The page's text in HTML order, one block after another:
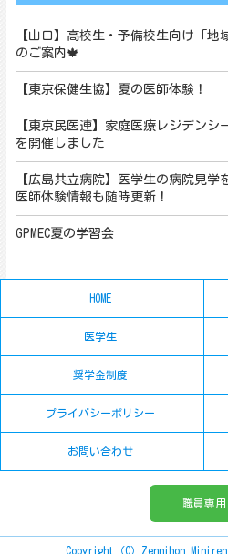
【山口】高校生・予備校生向け「地
のご案内🍁
【東京保健生協】夏の医師体験！
【東京民医連】家庭医療レジデンシ
を開催しました
【広島共立病院】医学生の病院見学
医師体験情報も随時更新！
GPMEC夏の学習会
HOME
医学生
奨学金制度
プライバシーポリシー
お問い合わせ
職員専用
Copyright（C）Zennihon